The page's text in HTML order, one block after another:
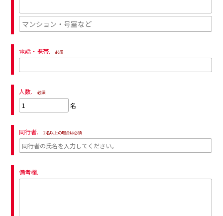
電話・携帯. 必須
人数. 必須
名
同行者. 2名以上の場合は必須
備考欄.